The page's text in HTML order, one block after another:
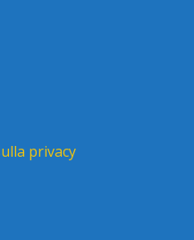
privacy